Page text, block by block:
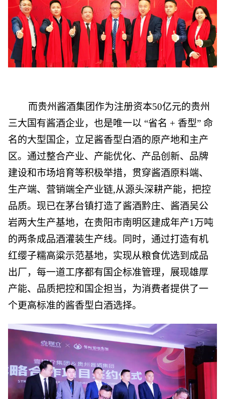
而贵州酱酒集团作为注册资本50亿元的贵州
三大国有酱酒企业，也是唯一以 “省名 + 香型” 命
名的大型国企，立足酱香型白酒的原产地和主产
区。通过整合产业、产能优化、产品创新、品牌
建设和市场培育等积极举措，贯穿酱酒原料端、
生产端、营销端全产业链,从源头深耕产能，把控
品质。现已在茅台镇打造了酱酒黔庄、酱酒吴公
岩两大生产基地，在贵阳市南明区建成年产1万吨
的两条成品酒灌装生产线。同时，通过打造有机
红缨子糯高粱示范基地，实现从粮食优选到成品
出厂，每一道工序都有国企标准管理，展现雄厚
产能、品质把控和国企担当，为消费者提供了一
个更高标准的酱香型白酒选择。